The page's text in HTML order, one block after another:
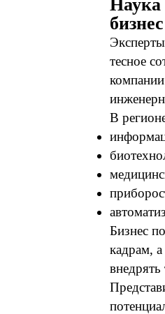
Наука
бизнес
тесное
В
Бизнес
кадрам,